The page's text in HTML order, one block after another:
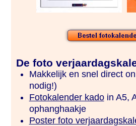
De foto
Makkelijk en snel direct
nodig!)
Fotokalender kadoin A5,
ophanghaakje
Poster foto